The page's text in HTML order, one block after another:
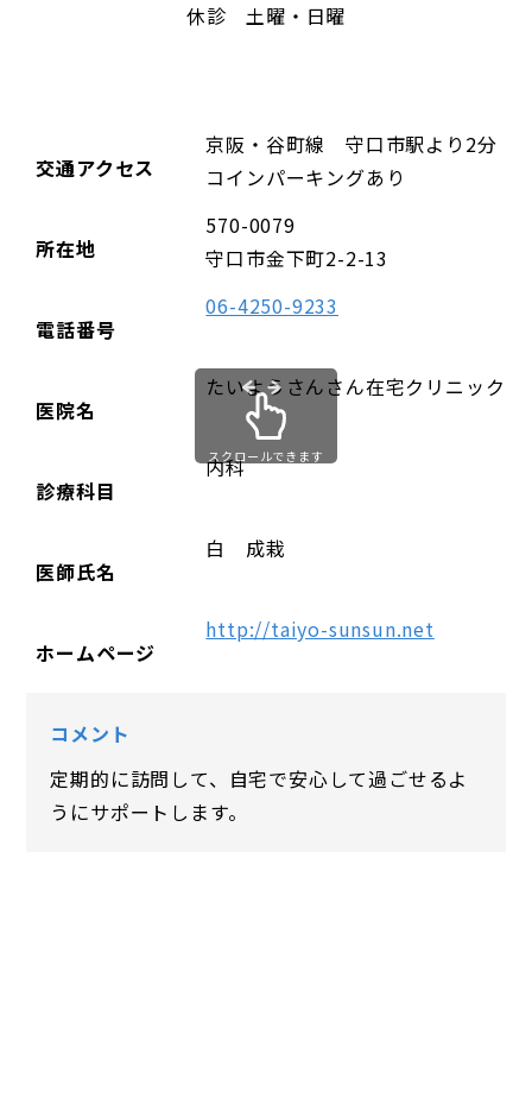
休診 土曜・日曜
交通アクセス
京阪・谷町線 守口市駅より2分
コインパーキングあり
所在地
570-0079
守口市金下町2-2-13
電話番号
06-4250-9233
医院名
たいようさんさん在宅クリニック
診療科目
内科
医師氏名
白 成栽
ホームページ
http://taiyo-sunsun.net
スクロールできます
コメント
定期的に訪問して、自宅で安心して過ごせるよ
うにサポートします。